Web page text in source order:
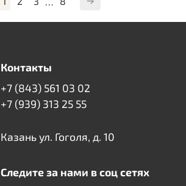
Контакты
+7 (843) 561 03 02
+7 (939) 313 25 55
Казань ул. Гоголя, д. 10
Следите за нами в соц сетях